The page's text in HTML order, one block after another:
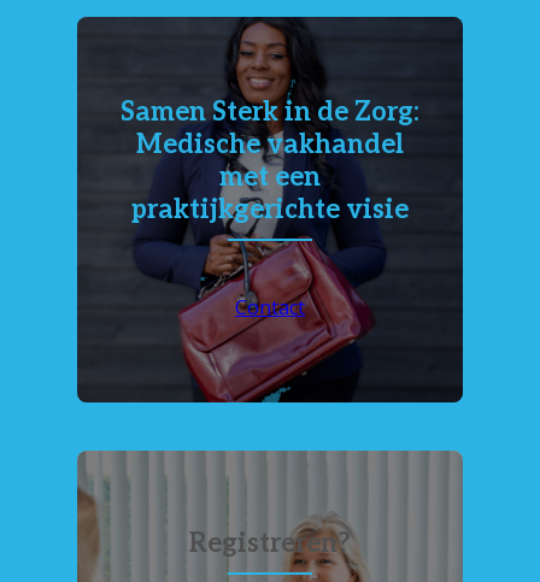
Samen Sterk in de Zorg:
Medische vakhandel
met een
praktijkgerichte visie
Contact
Registreren?